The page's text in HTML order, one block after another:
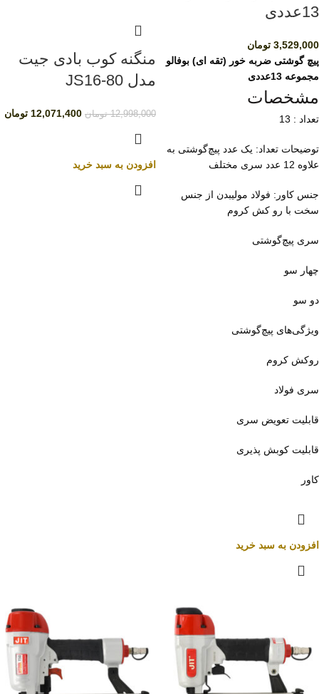
13عددی
3,529,000 تومان
پیچ گوشتی ضربه خور (تقه ای) بوفالو
مجموعه 13عددی
مشخصات
تعداد : 13
توضیحات تعداد: یک عدد پیچ‌گوشتی به
علاوه 12 عدد سری مختلف
جنس کاور: فولاد مولیبدن از جنس
سخت با رو کش کروم
سری پیچ‌گوشتی
چهار سو
دو سو
ویژگی‌های پیچ‌گوشتی
روکش کروم
سری فولاد
قابلیت تعویض سری
قابلیت کوبش پذیری
کاور
افزودن به سبد خرید
منگنه کوب بادی جیت
مدل JS16-80
12,998,000 تومان 12,071,400 تومان
افزودن به سبد خرید